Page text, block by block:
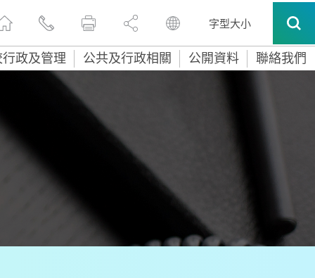
字型大小
政及管理 公共及行政相關 公開資料 聯絡我們